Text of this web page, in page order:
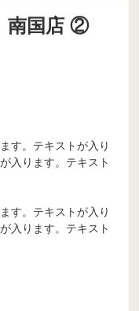
南国店 ②
す。テキストが入り
入ります。テキスト
す。テキストが入り
入ります。テキスト